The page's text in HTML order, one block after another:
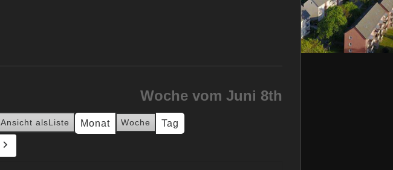
Woche vom Juni 8th
Ansicht alsListe Monat Woche Tag